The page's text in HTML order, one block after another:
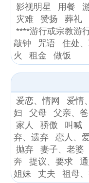
影视明星
用餐
灾难
赞扬 葬礼
****游行或宗教游
敲钟
咒语 住处
火
租金 做饭
爱恋、情网 爱情
妇
父母 父亲、
家人
骄傲 叫喊
弃、遗弃
恋人、
抛弃
妻子、老婆
奔
提议、要求
姐妹
丈夫 祖母